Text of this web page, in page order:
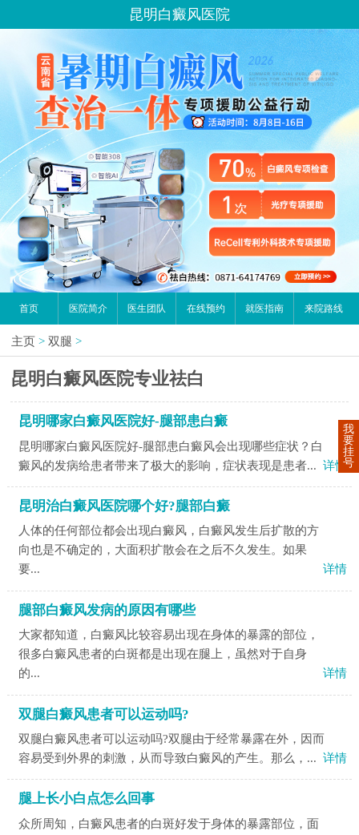
昆明白癜风医院
首页 医院简介 医生团队 在线预约 就医指南 来院路线
主页 > 双腿 >
昆明白癜风医院专业祛白
昆明哪家白癜风医院好-腿部患白癜
昆明哪家白癜风医院好-腿部患白癜风会出现哪些症状？白
癜风的发病给患者带来了极大的影响，症状表现是患者... 详情
昆明治白癜风医院哪个好?腿部白癜
人体的任何部位都会出现白癜风，白癜风发生后扩散的方
向也是不确定的，大面积扩散会在之后不久发生。如果
要...
详情
腿部白癜风发病的原因有哪些
大家都知道，白癜风比较容易出现在身体的暴露的部位，
很多白癜风患者的白斑都是出现在腿上，虽然对于自身
的...
详情
双腿白癜风患者可以运动吗?
双腿白癜风患者可以运动吗?双腿由于经常暴露在外，因而
容易受到外界的刺激，从而导致白癜风的产生。那么，... 详情
腿上长小白点怎么回事
众所周知，白癜风患者的白斑好发于身体的暴露部位，面
我
要
挂
号